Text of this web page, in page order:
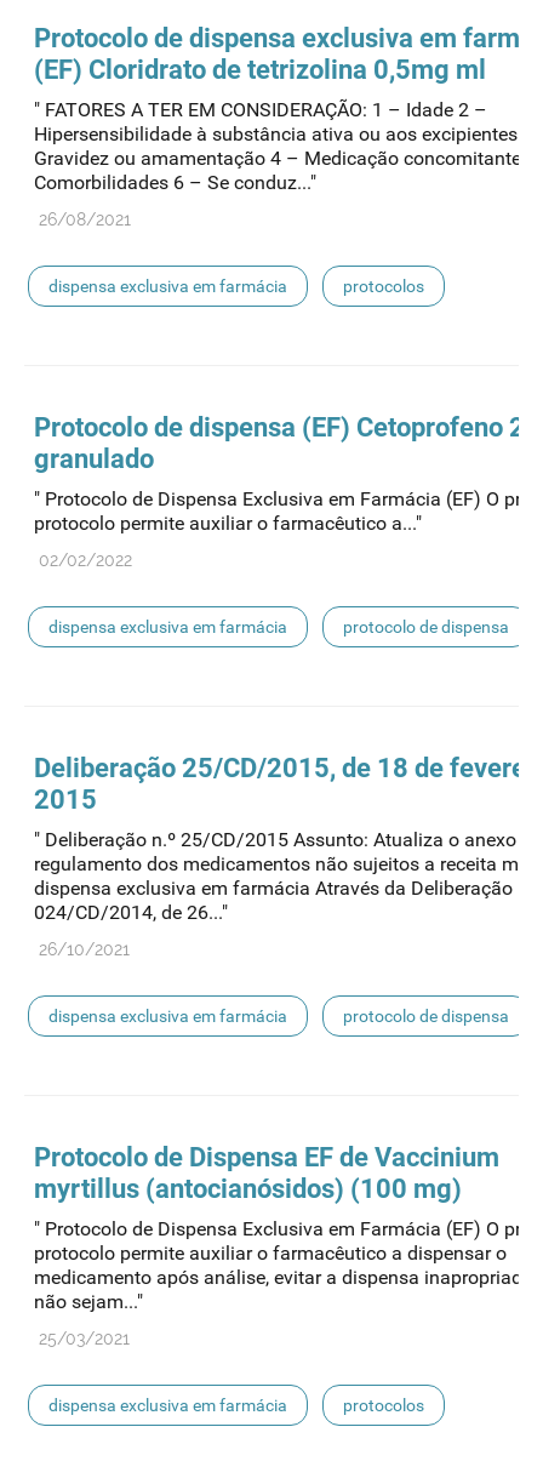
Protocolo de dispensa exclusiva em
(EF) Cloridrato de tetrizolina 0,5mg ml
" FATORES A TER EM CONSIDERAÇÃO: 1 – Idade 2 –
Hipersensibilidade à substância ativa ou aos excipientes 3
Gravidez ou amamentação 4 – Medicação concomitante 5
Comorbilidades 6 – Se conduz..."
26/08/2021
dispensa exclusiva em farmácia protocolos
Protocolo de dispensa (EF) Cetoprofeno
granulado
" Protocolo de Dispensa Exclusiva em Farmácia (EF) O
protocolo permite auxiliar o farmacêutico a..."
02/02/2022
dispensa exclusiva em farmácia protocolo de dispensa
Deliberação 25/CD/2015, de 18 de
2015
" Deliberação n.º 25/CD/2015 Assunto: Atualiza o anexo do
regulamento dos medicamentos não sujeitos a receita
dispensa exclusiva em farmácia Através da Deliberação n.º
024/CD/2014, de 26..."
26/10/2021
dispensa exclusiva em farmácia protocolo de dispensa
Protocolo de Dispensa EF de Vaccinium
myrtillus (antocianósidos) (100 mg)
" Protocolo de Dispensa Exclusiva em Farmácia (EF) O
protocolo permite auxiliar o farmacêutico a dispensar o
medicamento após análise, evitar a dispensa inapropriada
não sejam..."
25/03/2021
dispensa exclusiva em farmácia protocolos